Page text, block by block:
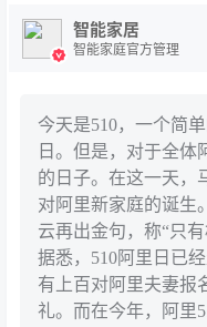
智能家居
智能家庭官方管理
今天是510，一个简
日。但是，对于全体
的日子。在这一天，
对阿里新家庭的诞生
云再出金句，称“只
据悉，510阿里日已
有上百对阿里夫妻报
礼。而在今年，阿里